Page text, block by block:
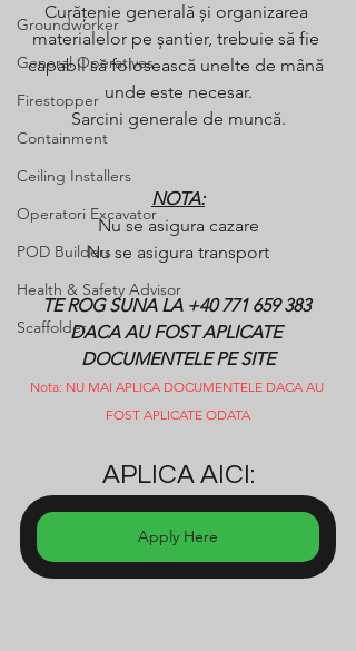
Groundworker
General Operatives
Firestopper
Containment
Ceiling Installers
Operatori Excavator
POD Builders
Health & Safety Advisor
Scaffolder
Curățenie generală și organizarea
materialelor pe șantier, trebuie să fie
capabil să folosească unelte de mână
unde este necesar.
Sarcini generale de muncă.
NOTA:
Nu se asigura cazare
Nu se asigura transport
TE ROG SUNA LA +40 771 659 383
DACA AU FOST APLICATE
DOCUMENTELE PE SITE
Nota: NU MAI APLICA DOCUMENTELE DACA AU
FOST APLICATE ODATA
APLICA AICI:
Apply Here